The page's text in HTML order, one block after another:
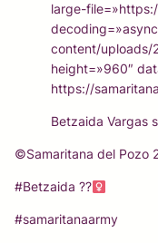
large-
content/uploads/
height=»960″
https://
Betzaida Vargas
©Samaritana del Pozo
#Betzaida ??‍
#samaritanaarmy